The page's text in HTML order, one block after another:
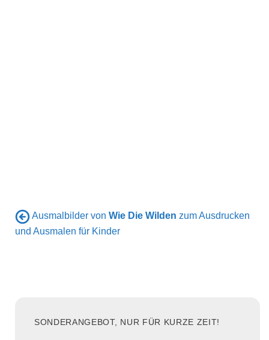
Ausmalbilder von Wie Die Wilden zum Ausdrucken
und Ausmalen für Kinder
SONDERANGEBOT, NUR FÜR KURZE ZEIT!